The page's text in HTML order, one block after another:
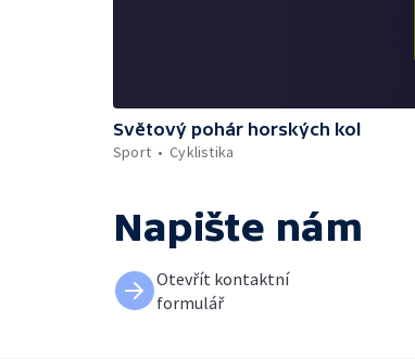
Světový pohár horských kol
Sport
Cyklistika
Napište nám
Otevřít kontaktní
formulář